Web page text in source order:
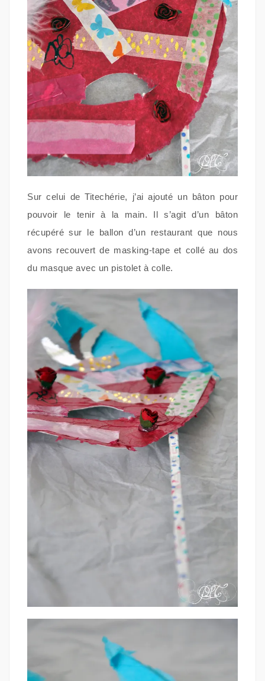
Sur celui de Titechérie, j’ai ajouté un bâton pour
pouvoir le tenir à la main. Il s’agit d’un bâton
récupéré sur le ballon d’un restaurant que nous
avons recouvert de masking-tape et collé au dos
du masque avec un pistolet à colle.